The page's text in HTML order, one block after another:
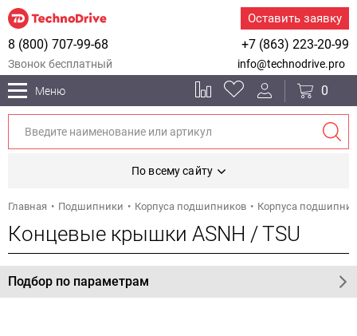
Оставить заявку
+7 (863) 223-20-99
8 (800) 707-99-68
Звонок бесплатный info@technodrive.pro
Меню 0
По всему сайту
Главная Подшипники Корпуса подшипников Корпуса
Концевые крышки ASNH / TSU
Подбор по параметрам